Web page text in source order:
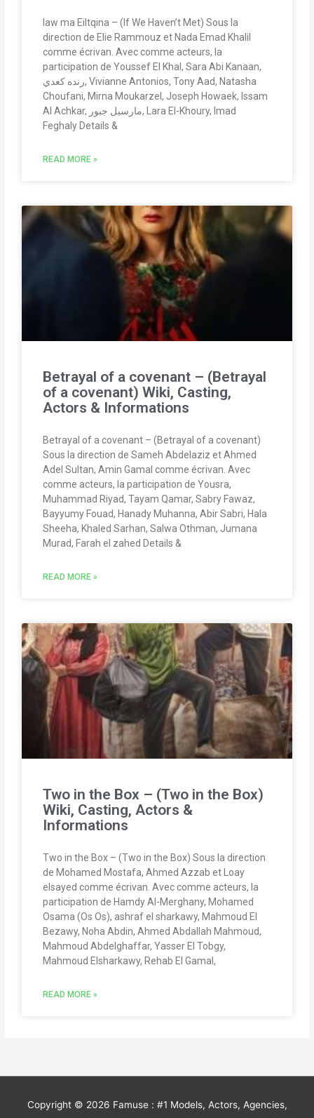
law ma Eiltqina – (If We Haven’t Met) Sous la
direction de Elie Rammouz et Nada Emad Khalil
comme écrivan. Avec comme acteurs, la
participation de Youssef El Khal, Sara Abi Kanaan,
رنده كعدي, Vivianne Antonios, Tony Aad, Natasha
Choufani, Mirna Moukarzel, Joseph Howaek, Issam
Al Achkar, مارسيل جبور, Lara El-Khoury, Imad
Feghaly Details &
READ MORE »
Betrayal of a covenant – (Betrayal
of a covenant) Wiki, Casting,
Actors & Informations
Betrayal of a covenant – (Betrayal of a covenant)
Sous la direction de Sameh Abdelaziz et Ahmed
Adel Sultan, Amin Gamal comme écrivan. Avec
comme acteurs, la participation de Yousra,
Muhammad Riyad, Tayam Qamar, Sabry Fawaz,
Bayyumy Fouad, Hanady Muhanna, Abir Sabri, Hala
Sheeha, Khaled Sarhan, Salwa Othman, Jumana
Murad, Farah el zahed Details &
READ MORE »
Two in the Box – (Two in the Box)
Wiki, Casting, Actors &
Informations
Two in the Box – (Two in the Box) Sous la direction
de Mohamed Mostafa, Ahmed Azzab et Loay
elsayed comme écrivan. Avec comme acteurs, la
participation de Hamdy Al-Merghany, Mohamed
Osama (Os Os), ashraf el sharkawy, Mahmoud El
Bezawy, Noha Abdin, Ahmed Abdallah Mahmoud,
Mahmoud Abdelghaffar, Yasser El Tobgy,
Mahmoud Elsharkawy, Rehab El Gamal,
READ MORE »
Copyright © 2026 Famuse : #1 Models, Actors, Agencies,